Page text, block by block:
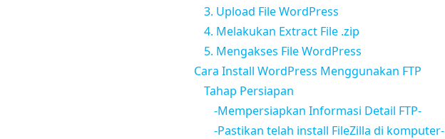
3. Upload File WordPress
4. Melakukan Extract File .zip
5. Mengakses File WordPress
Cara Install WordPress Menggunakan FTP
Tahap Persiapan
-Mempersiapkan Informasi Detail FTP-
-Pastikan telah install FileZilla di komputer-